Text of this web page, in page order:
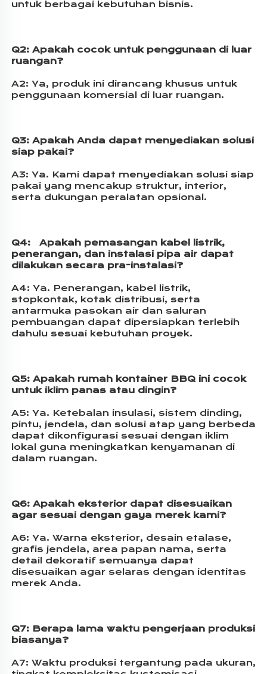
untuk berbagai kebutuhan bisnis.
Q2: Apakah cocok untuk penggunaan di luar
ruangan?
A2: Ya, produk ini dirancang khusus untuk
penggunaan komersial di luar ruangan.
Q3: Apakah Anda dapat menyediakan solusi
siap pakai?
A3: Ya. Kami dapat menyediakan solusi siap
pakai yang mencakup struktur, interior,
serta dukungan peralatan opsional.
Q4: Apakah pemasangan kabel listrik,
penerangan, dan instalasi pipa air dapat
dilakukan secara pra-instalasi?
A4: Ya. Penerangan, kabel listrik,
stopkontak, kotak distribusi, serta
antarmuka pasokan air dan saluran
pembuangan dapat dipersiapkan terlebih
dahulu sesuai kebutuhan proyek.
Q5: Apakah rumah kontainer BBQ ini cocok
untuk iklim panas atau dingin?
A5: Ya. Ketebalan insulasi, sistem dinding,
pintu, jendela, dan solusi atap yang berbeda
dapat dikonfigurasi sesuai dengan iklim
lokal guna meningkatkan kenyamanan di
dalam ruangan.
Q6: Apakah eksterior dapat disesuaikan
agar sesuai dengan gaya merek kami?
A6: Ya. Warna eksterior, desain etalase,
grafis jendela, area papan nama, serta
detail dekoratif semuanya dapat
disesuaikan agar selaras dengan identitas
merek Anda.
Q7: Berapa lama waktu pengerjaan produksi
biasanya?
A7: Waktu produksi tergantung pada ukuran,